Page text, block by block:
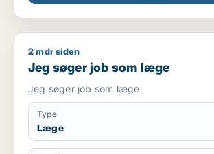
Jeg søger job som læge
2 mdr siden
Jeg søger job som læge
Jeg søger job som læge
Type
Læge